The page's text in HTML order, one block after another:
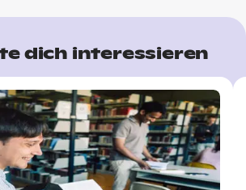
dich interessieren